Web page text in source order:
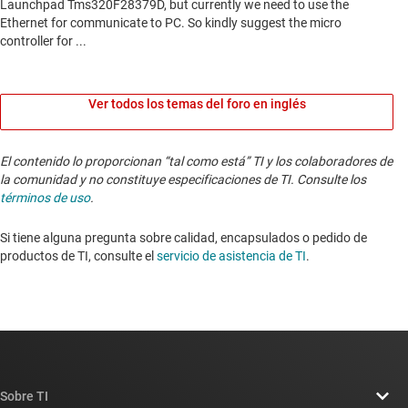
Ver todos los temas del foro en inglés
El contenido lo proporcionan “tal como está” TI y los colaboradores de
la comunidad y no constituye especificaciones de TI. Consulte los
términos de uso.
Si tiene alguna pregunta sobre calidad, encapsulados o pedido de
productos de TI, consulte el servicio de asistencia de TI. ​​​​​​​​​​​​​​
Sobre TI